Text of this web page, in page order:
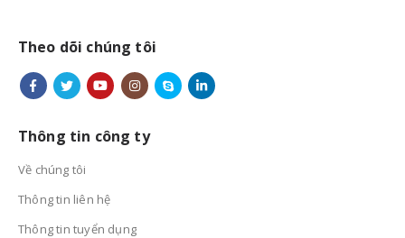
Theo dõi chúng tôi
Thông tin công ty
Về chúng tôi
Thông tin liên hệ
Thông tin tuyển dụng